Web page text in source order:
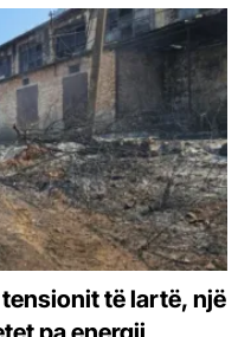
të lartë, një